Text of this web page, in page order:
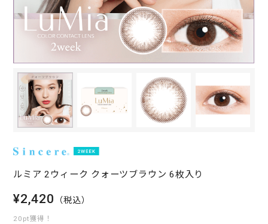
ルミア 2ウィーク クォーツブラウン 6枚入り
¥2,420 （税込）
20pt獲得！